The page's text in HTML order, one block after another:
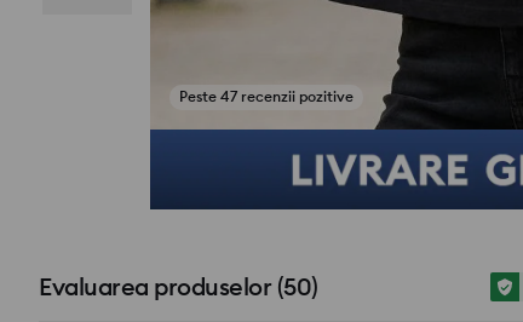
Peste 47 recenzii pozitive
Vezi fotografii din recenzii
Evaluarea produselor(50)